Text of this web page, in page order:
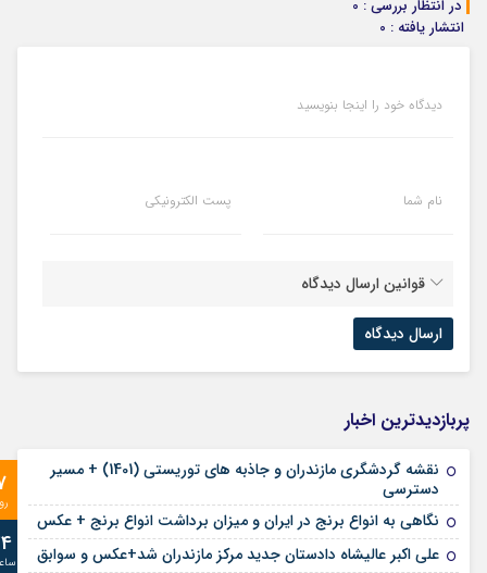
در انتظار بررسی : 0
انتشار یافته : 0
دیدگاه خود را اینجا بنویسید
نام شما پست الکترونیکی
قوانین ارسال دیدگاه
پربازدیدترین اخبار
نقشه گردشگری مازندران و جاذبه های توریستی (1401) + مسیر
دسترسی
نگاهی به انواع برنج در ایران و میزان برداشت انواع برنج + عکس
علی‌ اکبر عالیشاه دادستان جدید مرکز مازندران شد+عکس و سوابق